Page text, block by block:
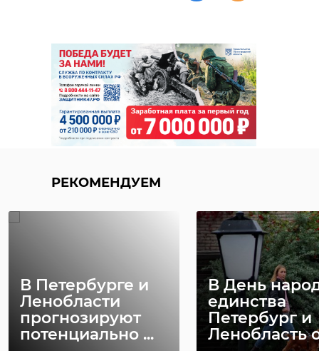
РЕКОМЕНДУЕМ
В Петербурге и
Ленобласти
прогнозируют
потенциально ...
В День
единства
Петербург и
Ленобласть
Тихвинский
монастырь на
пороге зимы
25 ноября 2019, 09:25
семья
поселилась
Тихвин ...
26 апреля 2021, 09:58